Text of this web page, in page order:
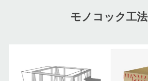
モノコック工法